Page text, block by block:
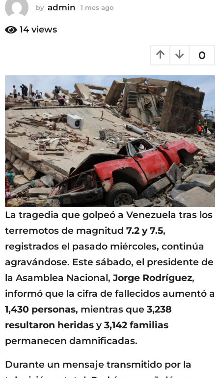
by admin 1 mes ago
14 views
0
La tragedia que golpeó a Venezuela tras los
terremotos de magnitud 7.2 y 7.5,
registrados el pasado miércoles, continúa
agravándose. Este sábado, el presidente de
la Asamblea Nacional, Jorge Rodríguez,
informó que la cifra de fallecidos aumentó a
1,430 personas, mientras que 3,238
resultaron heridas y 3,142 familias
permanecen damnificadas.
Durante un mensaje transmitido por la